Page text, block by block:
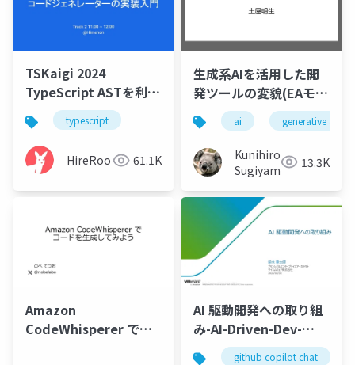
TSKaigi 2024
TypeScript ASTを利用
したコードジェネレー
ターの実装入門
typescript
HireRoo 61.1K
生成系AIを活用した開
発ツールの変貌(EAモデ
リング設計)
ai generative ai
Kunihiro
Sugiyama
13.3K
Amazon
CodeWhisperer でコ
AI 駆動開発への取り組
み-AI-Driven-Dev-
20240202github copilot chat